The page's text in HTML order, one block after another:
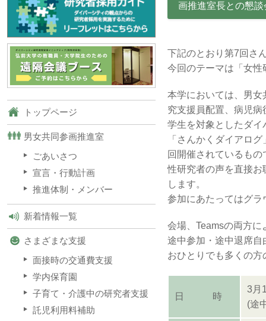
画推進室長との懇
下記のとおり第7回さ
今回のテーマは「女
本学においては、男
究支援員配置、病児
学生を対象としたダ
「さんかくダイアロ
回開催されているも
性研究者の声を直接
します。
参加にあたってはグ
会場、Teamsの両方に
途中参加・途中退席
おひとりでも多くの
日 時
3月
(途
トップページ
男女共同参画推進室
ごあいさつ
宣言・行動計画
推進体制・メンバー
新着情報一覧
さまざまな支援
面接時の交通費支援
学内保育園
子育て・介護中の研究者支援
託児利用料補助